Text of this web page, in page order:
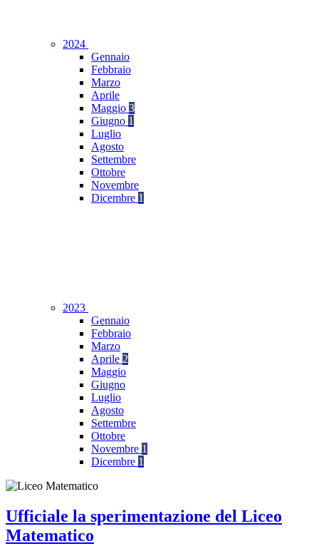
2024
Gennaio
Febbraio
Marzo
Aprile
Maggio 3
Giugno 1
Luglio
Agosto
Settembre
Ottobre
Novembre
Dicembre 1
2023
Gennaio
Febbraio
Marzo
Aprile 2
Maggio
Giugno
Luglio
Agosto
Settembre
Ottobre
Novembre 1
Dicembre 1
Ufficiale la sperimentazione del Liceo
Matematico